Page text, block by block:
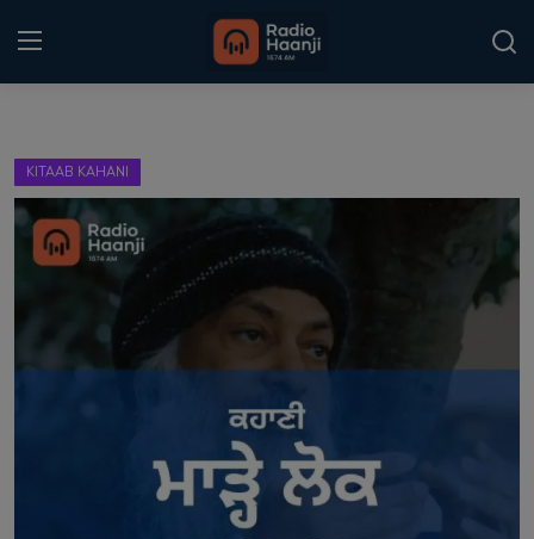
Home
Punjabi Podcast
Kitaab Kahani
KITAAB KAHANI